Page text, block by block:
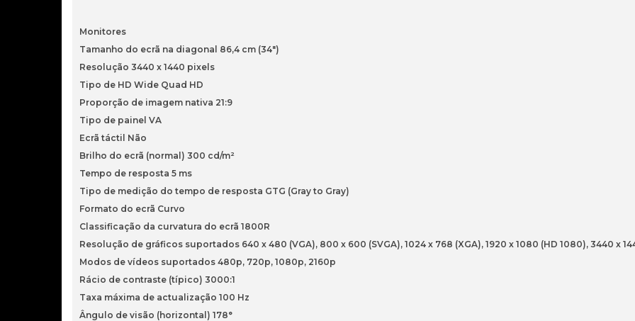
Monitores
Tamanho do ecrã na diagonal 86,4 cm (34")
Resolução 3440 x 1440 pixels
Tipo de HD Wide Quad HD
Proporção de imagem nativa 21:9
Tipo de painel VA
Ecrã táctil Não
Brilho do ecrã (normal) 300 cd/m²
Tempo de resposta 5 ms
Tipo de medição do tempo de resposta GTG (Gray to Gray)
Formato do ecrã Curvo
Classificação da curvatura do ecrã 1800R
Resolução de gráficos suportados 640 x 480 (VGA), 800 x 600 (SVGA), 1024 x 768 (XGA), 1920 x 1080 (HD 1080), 3440 x
Modos de vídeos suportados 480p, 720p, 1080p, 2160p
Rácio de contraste (típico) 3000:1
Taxa máxima de actualização 100 Hz
Ângulo de visão (horizontal) 178°